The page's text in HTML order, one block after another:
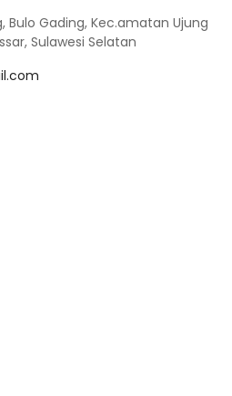
Bulo Gading, Kec.amatan Ujung
Sulawesi Selatan